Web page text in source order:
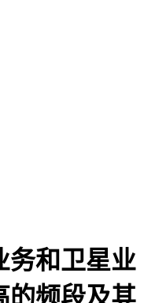
务和卫星业
的频段及其